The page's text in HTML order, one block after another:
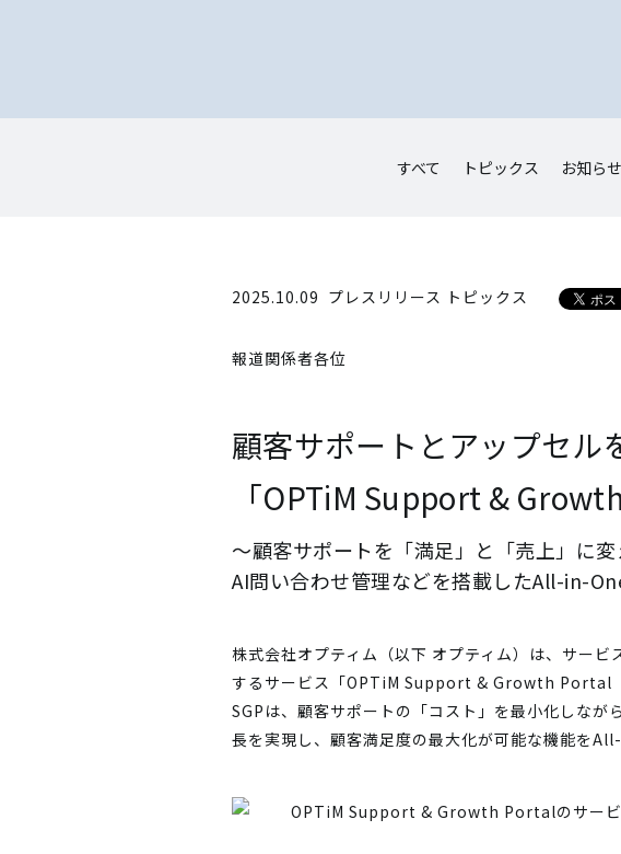
すべて トピックス お知らせ
2025.10.09 プレスリリース トピックス
報道関係者各位
顧客サポートとアップセル
「OPTiM Support &
～顧客サポートを「満足」と「売上」に
AI問い合わせ管理などを搭載したAll-in-
株式会社オプティム（以下 オプティム）は、サー
するサービス「OPTiM Support & Growth Portal
SGPは、顧客サポートの「コスト」を最小化しな
長を実現し、顧客満足度の最大化が可能な機能を